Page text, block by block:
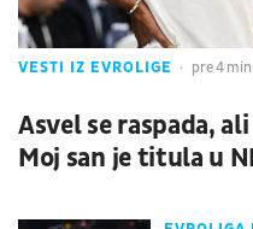
VESTI IZ EVROLIGE pre 4
Asvel se raspada,
Moj san je titula u